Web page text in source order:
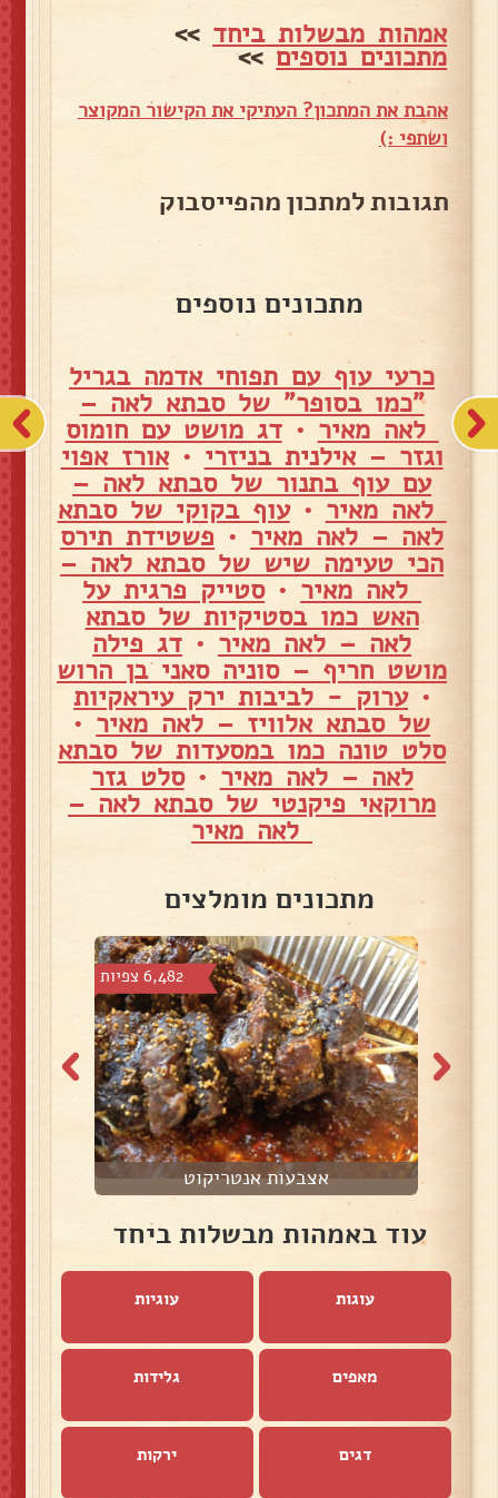
אמהות מבשלות ביחד >>
מתכונים נוספים>>
אהבת את המתכון? העתיקי את הקישור המקוצר
ושתפי :)
תגובות למתכון מהפייסבוק
מתכונים נוספים
כרעי עוף עם תפוחי אדמה בגריל
"כמו בסופר" של סבתא לאה –
לאה מאיר •דג מושט עם חומוס
וגזר – אילנית בניזרי •אורז אפוי
עם עוף בתנור של סבתא לאה –
לאה מאיר •עוף בקוקי של סבתא
לאה – לאה מאיר • פשטידת תירס
הכי טעימה שיש של סבתא לאה –
לאה מאיר •סטייק פרגית על
האש כמו בסטיקיות של סבתא
לאה – לאה מאיר • דג פילה
מושט חריף – סוניה סאני בן הרוש
•ערוק - לביבות ירק עיראקיות
של סבתא אלוויז – לאה מאיר •
סלט טונה כמו במסעדות של סבתא
לאה – לאה מאיר •סלט גזר
מרוקאי פיקנטי של סבתא לאה –
לאה מאיר
מתכונים מומלצים
6,482 צפיות
אצבעות אנטריקוט
עוד באמהות מבשלות ביחד
עוגות עוגיות
מאפים גלידות
דגים ירקות